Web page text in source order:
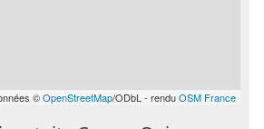
©OpenStreetMap/ODbL - renduOSM France